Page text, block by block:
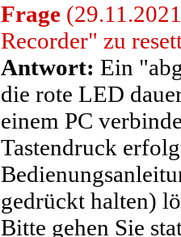
Frage
Recorder" zu
Antwort: Ein
die rote LED
einem PC
Tastendruck
gedrückt halten)
Bitte gehen Sie